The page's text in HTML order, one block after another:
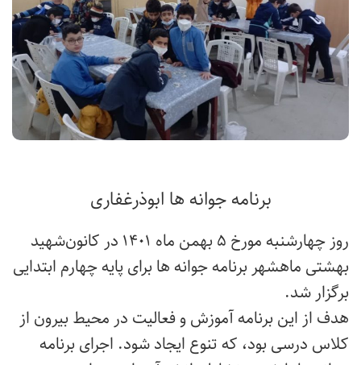
برنامه جوانه ها ابوذرغفاری
روز چهارشنبه مورخ ۵ بهمن ماه ۱۴۰۱ در کانون‌شهید
بهشتی ماهشهر برنامه جوانه ها برای پایه چهارم ابتدایی
برگزار شد.
هدف از این برنامه آموزش و فعالیت در محیط بیرون از
کلاس درسی بود، که تنوع ایجاد شود. اجرای برنامه